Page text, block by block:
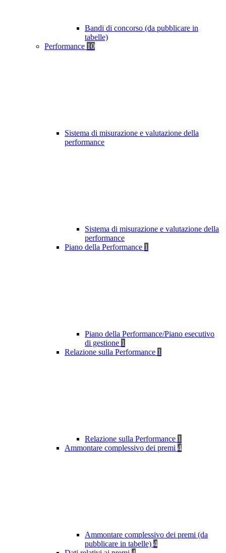
Bandi di concorso (da pubblicare in
tabelle)
Performance 10
Sistema di misurazione e valutazione della
performance
Sistema di misurazione e valutazione della
performance
Piano della Performance 1
Piano della Performance/Piano esecutivo
di gestione 1
Relazione sulla Performance 1
Relazione sulla Performance 1
Ammontare complessivo dei premi 4
Ammontare complessivo dei premi (da
pubblicare in tabelle) 4